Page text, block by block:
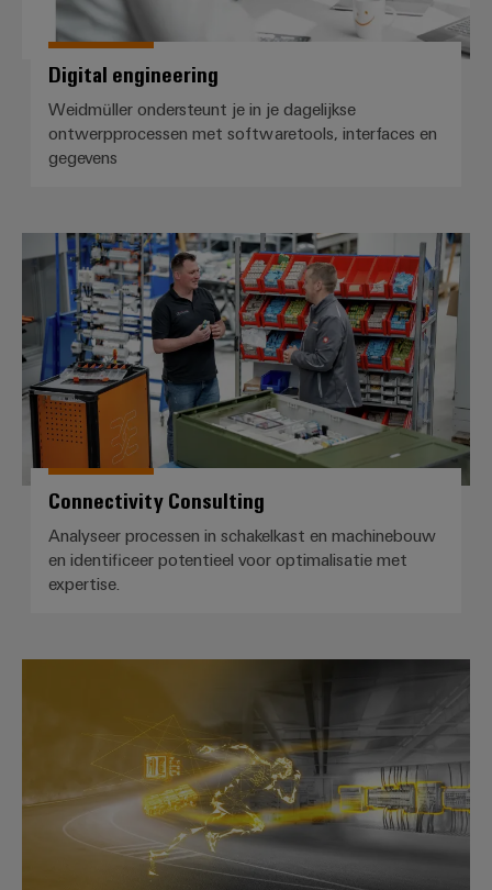
Digital engineering
Weidmüller ondersteunt je in je dagelijkse
ontwerpprocessen met softwaretools, interfaces en
gegevens
Connectivity Consulting
Connectivity Consulting
Analyseer processen in schakelkast en machinebouw
en identificeer potentieel voor optimalisatie met
expertise.